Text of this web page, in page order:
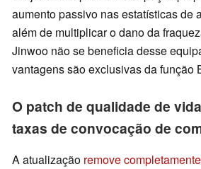
aumento passivo nas estatísticas de
além de multiplicar o dano da
Jinwoo não se beneficia desse
vantagens são exclusivas da função
O patch de qualidade de
taxas de convocação de
A atualização remove